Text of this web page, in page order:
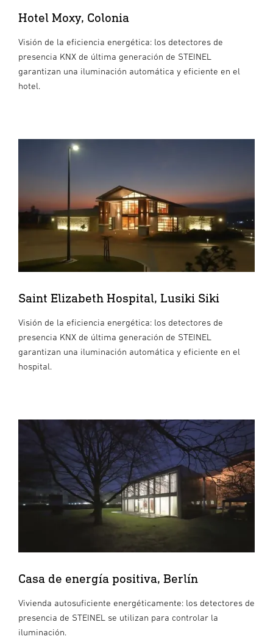
Hotel Moxy, Colonia
Visión de la eficiencia energética: los detectores de
presencia KNX de última generación de STEINEL
garantizan una iluminación automática y eficiente en el
hotel.
Saint Elizabeth Hospital, Lusiki Siki
Visión de la eficiencia energética: los detectores de
presencia KNX de última generación de STEINEL
garantizan una iluminación automática y eficiente en el
hospital.
Casa de energía positiva, Berlín
Vivienda autosuficiente energéticamente: los detectores de
presencia de STEINEL se utilizan para controlar la
iluminación.